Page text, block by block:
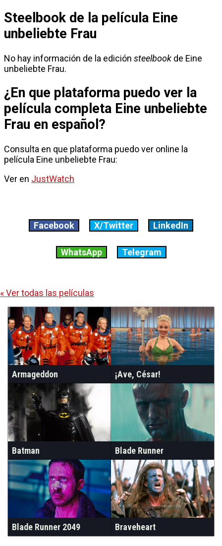
Steelbook de la película Eine
unbeliebte Frau
No hay información de la edición steelbook de Eine
unbeliebte Frau.
¿En que plataforma puedo ver la
película completa Eine unbeliebte
Frau en español?
Consulta en que plataforma puedo ver online la
película Eine unbeliebte Frau:
Ver en JustWatch
Facebook X/Twitter LinkedIn
WhatsApp Telegram
« Ver todas las películas
Armageddon ¡Ave, César!
Batman Blade Runner
Blade Runner 2049 Braveheart